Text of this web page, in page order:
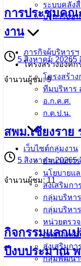
ระบบคลัง
บริการออ
ภารกิจผู้บริหารฯ
โครงสร้างองค์ก
โครงสร้า
ทีมบริหาร
อ.ก.ค.ศ.
ก.ต.ป.น.
เว็บไซต์กลุ่มงาน
อำนวยการ
นโยบายแ
ส่งเสริมก
กลุ่มบริหา
กลุ่มบริหา
หน่วยตรว
กลุ่มนิเทศ
ส่งเสริมก
กลุ่มพัฒนา
การประชุมคณ
งาน
5 สิงหาคม 20265
จำนวนผู้ชม: 9
สพม.เชียงราย
5 สิงหาคม 20265
จำนวนผู้ชม: 11
กิจกรรมแลกเ
ปีงบประมาณ